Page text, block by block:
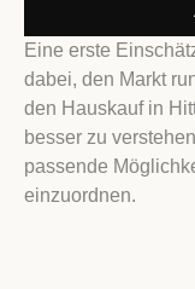
Eine erste
dabei, den Markt
den Hauskauf in
besser zu
passende
einzuordnen.